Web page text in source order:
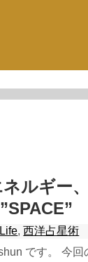
ルギー
Life,西洋占星術
です。 今